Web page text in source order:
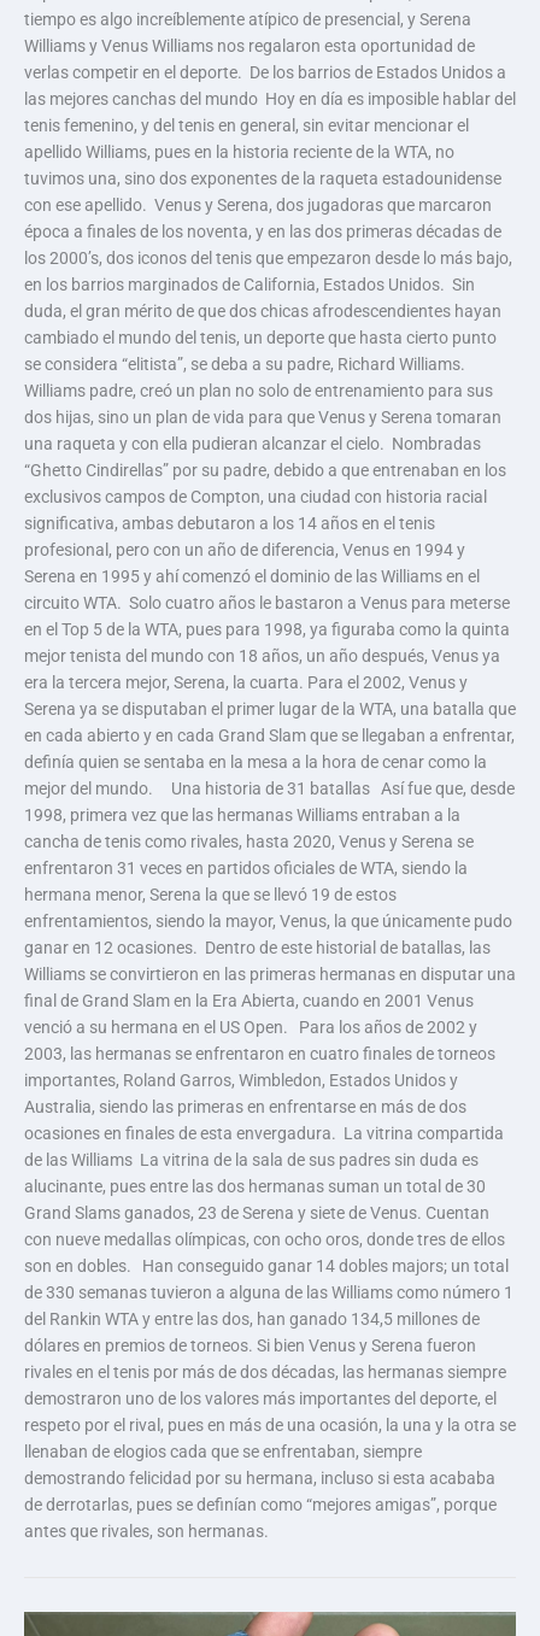
tiempo es algo increíblemente atípico de presencial, y Serena
Williams y Venus Williams nos regalaron esta oportunidad de
verlas competir en el deporte. De los barrios de Estados Unidos a
las mejores canchas del mundo Hoy en día es imposible hablar del
tenis femenino, y del tenis en general, sin evitar mencionar el
apellido Williams, pues en la historia reciente de la WTA, no
tuvimos una, sino dos exponentes de la raqueta estadounidense
con ese apellido. Venus y Serena, dos jugadoras que marcaron
época a finales de los noventa, y en las dos primeras décadas de
los 2000’s, dos iconos del tenis que empezaron desde lo más bajo,
en los barrios marginados de California, Estados Unidos. Sin
duda, el gran mérito de que dos chicas afrodescendientes hayan
cambiado el mundo del tenis, un deporte que hasta cierto punto
se considera “elitista”, se deba a su padre, Richard Williams.
Williams padre, creó un plan no solo de entrenamiento para sus
dos hijas, sino un plan de vida para que Venus y Serena tomaran
una raqueta y con ella pudieran alcanzar el cielo. Nombradas
“Ghetto Cindirellas” por su padre, debido a que entrenaban en los
exclusivos campos de Compton, una ciudad con historia racial
significativa, ambas debutaron a los 14 años en el tenis
profesional, pero con un año de diferencia, Venus en 1994 y
Serena en 1995 y ahí comenzó el dominio de las Williams en el
circuito WTA. Solo cuatro años le bastaron a Venus para meterse
en el Top 5 de la WTA, pues para 1998, ya figuraba como la quinta
mejor tenista del mundo con 18 años, un año después, Venus ya
era la tercera mejor, Serena, la cuarta. Para el 2002, Venus y
Serena ya se disputaban el primer lugar de la WTA, una batalla que
en cada abierto y en cada Grand Slam que se llegaban a enfrentar,
definía quien se sentaba en la mesa a la hora de cenar como la
mejor del mundo. Una historia de 31 batallas Así fue que, desde
1998, primera vez que las hermanas Williams entraban a la
cancha de tenis como rivales, hasta 2020, Venus y Serena se
enfrentaron 31 veces en partidos oficiales de WTA, siendo la
hermana menor, Serena la que se llevó 19 de estos
enfrentamientos, siendo la mayor, Venus, la que únicamente pudo
ganar en 12 ocasiones. Dentro de este historial de batallas, las
Williams se convirtieron en las primeras hermanas en disputar una
final de Grand Slam en la Era Abierta, cuando en 2001 Venus
venció a su hermana en el US Open. Para los años de 2002 y
2003, las hermanas se enfrentaron en cuatro finales de torneos
importantes, Roland Garros, Wimbledon, Estados Unidos y
Australia, siendo las primeras en enfrentarse en más de dos
ocasiones en finales de esta envergadura. La vitrina compartida
de las Williams La vitrina de la sala de sus padres sin duda es
alucinante, pues entre las dos hermanas suman un total de 30
Grand Slams ganados, 23 de Serena y siete de Venus. Cuentan
con nueve medallas olímpicas, con ocho oros, donde tres de ellos
son en dobles. Han conseguido ganar 14 dobles majors; un total
de 330 semanas tuvieron a alguna de las Williams como número 1
del Rankin WTA y entre las dos, han ganado 134,5 millones de
dólares en premios de torneos. Si bien Venus y Serena fueron
rivales en el tenis por más de dos décadas, las hermanas siempre
demostraron uno de los valores más importantes del deporte, el
respeto por el rival, pues en más de una ocasión, la una y la otra se
llenaban de elogios cada que se enfrentaban, siempre
demostrando felicidad por su hermana, incluso si esta acababa
de derrotarlas, pues se definían como “mejores amigas”, porque
antes que rivales, son hermanas.